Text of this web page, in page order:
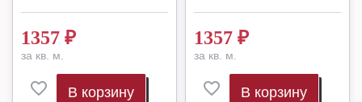
1357 ₽
за кв. м.
В корзину
1357 ₽
за кв. м.
В корзину